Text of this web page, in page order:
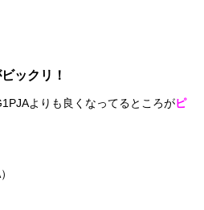
ックリ！
よりも良くなってるところがピ